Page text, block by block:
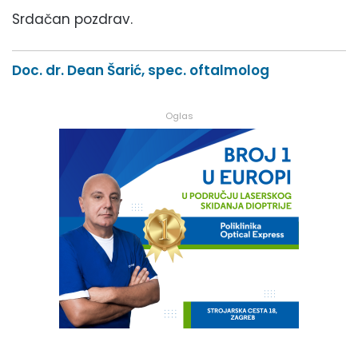
Srdačan pozdrav.
Doc. dr. Dean Šarić, spec. oftalmolog
Oglas